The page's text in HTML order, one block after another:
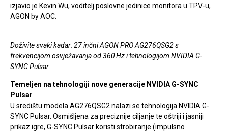
izjavio je Kevin Wu, voditelj poslovne jedinice monitora u TPV-u,
AGON by AOC.
Doživite svaki kadar: 27 inčni AGON PRO AG276QSG2 s
frekvencijom osvježavanja od 360 Hz i tehnologijom NVIDIA G-
SYNC Pulsar
Temeljen na tehnologiji nove generacije NVIDIA G-SYNC
Pulsar
U središtu modela AG276QSG2 nalazi se tehnologija NVIDIA G-
SYNC Pulsar. Osmišljena za preciznije ciljanje te oštriji i jasniji
prikaz igre, G-SYNC Pulsar koristi strobiranje (impulsno